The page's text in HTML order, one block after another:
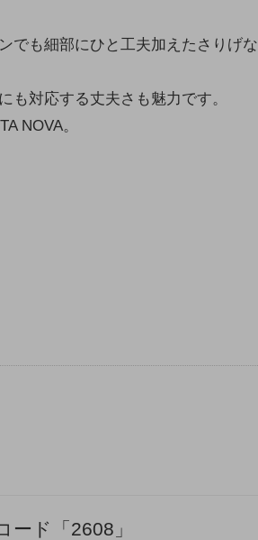
でも細部にひと工夫加えたさりげな
対応する丈夫さも魅力です。
NOVA。
ド「2608」